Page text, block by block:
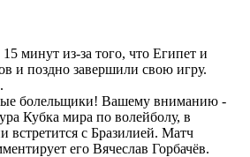
минут из-за того, что Египет и
и поздно завершили свою игру.
болельщики! Вашему вниманию -
Кубка мира по волейболу, в
встретится с Бразилией. Матч
его Вячеслав Горбачёв.